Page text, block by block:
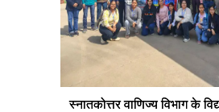
स्नातकोत्तर वाणिज्य विभाग के